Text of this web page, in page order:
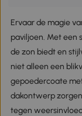
Ervaar de magie
paviljoen. Met een
de zon biedt en
niet alleen een
gepoedercoate
dakontwerp
tegen